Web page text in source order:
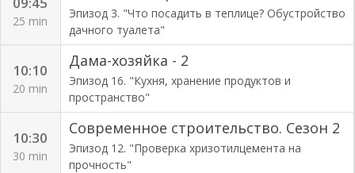
25 min
Эпизод 3. "Что посадить в теплице? Обустройство
дачного туалета"
10:10
20 min
Дама-хозяйка - 2
Эпизод 16. "Кухня, хранение продуктов и
пространство"
10:30
30 min
Современное строительство. Сезон 2
Эпизод 12. "Проверка хризотилцемента на
прочность"